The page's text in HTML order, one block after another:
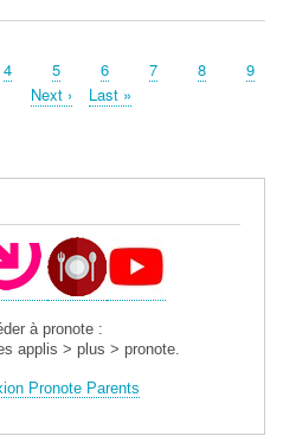
Page
4 Page
5 Page
6 Page
7 Page
8 Page
9
Page
Next ›
Dernière
Last »
à pronote :
applis > plus > pronote.
Pronote Parents